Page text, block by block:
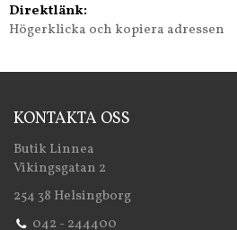
Direktlänk:
Högerklicka och kopiera adressen
KONTAKTA OSS
Butik Linnea
Vikingsgatan 2
254 38 Helsingborg
042 - 244400